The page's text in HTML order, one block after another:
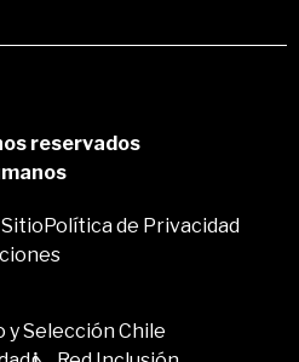
reservados
Política de Privacidad
y Selección Chile